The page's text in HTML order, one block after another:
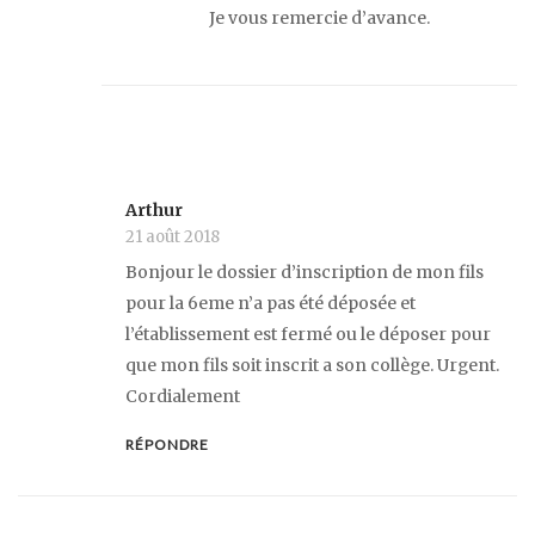
Je vous remercie d’avance.
Arthur
21 août 2018
Bonjour le dossier d’inscription de mon fils
pour la 6eme n’a pas été déposée et
l’établissement est fermé ou le déposer pour
que mon fils soit inscrit a son collège. Urgent.
Cordialement
RÉPONDRE